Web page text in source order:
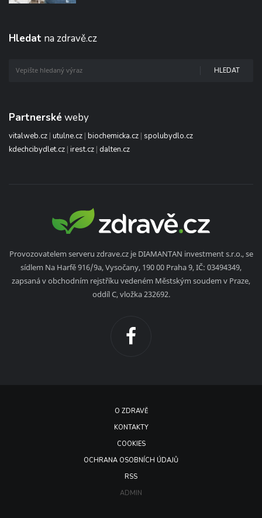
Hledat na zdravě.cz
HLEDAT
Partnerské weby
vitalweb.cz | utulne.cz | biochemicka.cz | spolubydlo.cz
kdechcibydlet.cz | irest.cz | dalten.cz
Provozovatelem serveru zdrave.cz je DIAMANTAN investment s.r.o., se
sídlem Na Harfě 916/9a, Vysočany, 190 00 Praha 9, IČ: 03494349,
zapsaná v obchodním rejstříku vedeném Městským soudem v Praze,
oddíl C, vložka 232692.
O ZDRAVĚ
KONTAKTY
COOKIES
OCHRANA OSOBNÍCH ÚDAJŮ
RSS
ADMIN